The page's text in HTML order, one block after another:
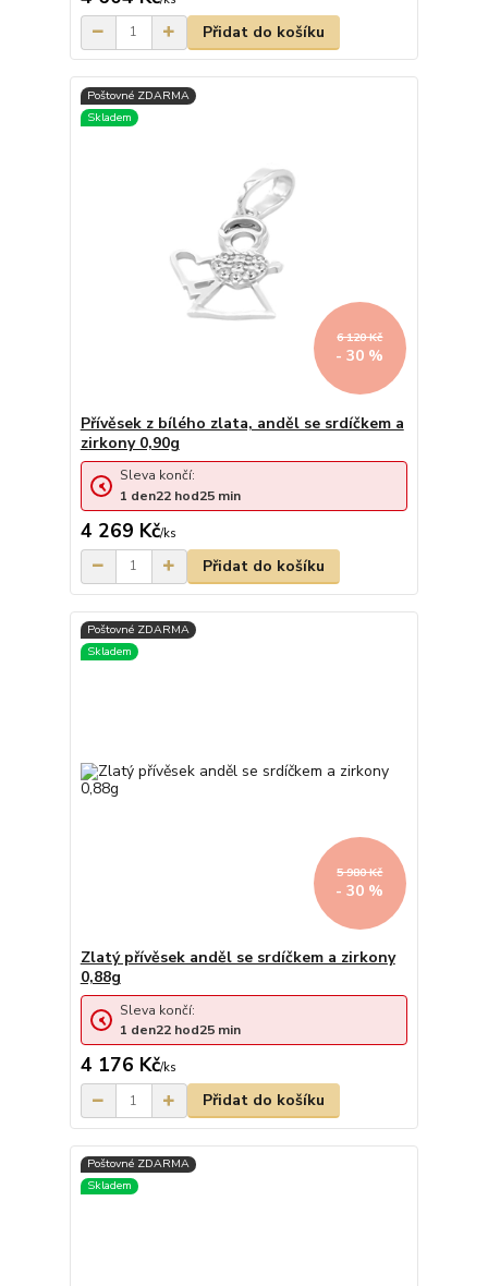
Přidat do košíku
6 120 Kč
- 30 %
Přívěsek z bílého zlata, anděl se srdíčkem a
zirkony 0,90g
4 269 Kč/ks
Sleva končí:
1 den22 hod25 min
Přidat do košíku
5 980 Kč
- 30 %
Zlatý přívěsek anděl se srdíčkem a zirkony
0,88g
4 176 Kč/ks
Sleva končí:
1 den22 hod25 min
Přidat do košíku